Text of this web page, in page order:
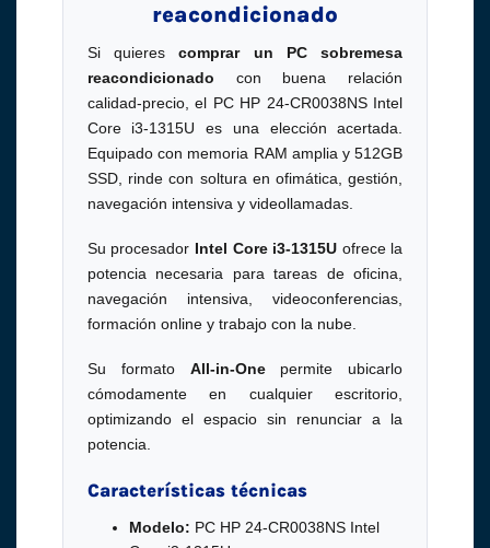
reacondicionado
Si quierescomprar un PC sobremesa
reacondicionado con buena relación
calidad-precio, el PC HP 24-CR0038NS Intel
Core i3-1315U es una elección acertada.
Equipado con memoria RAM amplia y 512GB
SSD, rinde con soltura en ofimática, gestión,
navegación intensiva y videollamadas.
Su procesador Intel Core i3-1315U ofrece la
potencia necesaria para tareas de oficina,
navegación intensiva, videoconferencias,
formación online y trabajo con la nube.
Su formato All-in-Onepermite ubicarlo
cómodamente en cualquier escritorio,
optimizando el espacio sin renunciar a la
potencia.
Características técnicas
Modelo: PC HP 24-CR0038NS Intel